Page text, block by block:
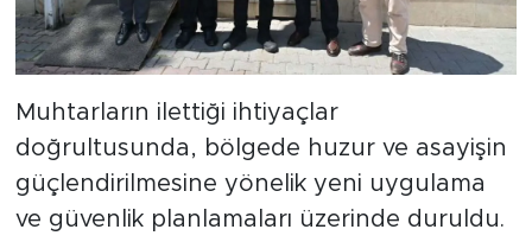
Muhtarların ilettiği ihtiyaçlar
doğrultusunda, bölgede huzur ve asayişin
güçlendirilmesine yönelik yeni uygulama
ve güvenlik planlamaları üzerinde duruldu.